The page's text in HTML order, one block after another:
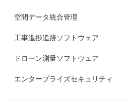
空間データ統合管理
工事進捗追跡ソフトウェア
ドローン測量ソフトウェア
エンタープライズセキュリティ